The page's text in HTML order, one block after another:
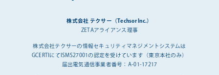
株式会社 テクサー（Techsor Inc.）
ZETAアライアンス理事
株式会社テクサーの情報セキュリティマネジメントシステムは
GCERTIにてISMS27001の認定を受けています（東京本社のみ）
届出電気通信事業者番号：A-01-17217